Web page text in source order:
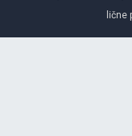
lične